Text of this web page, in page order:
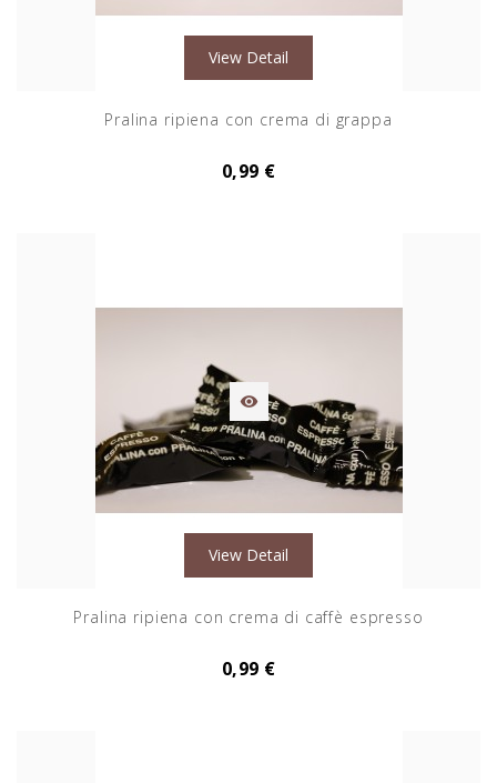
View Detail
Pralina ripiena con crema di grappa
0,99 €

View Detail
Pralina ripiena con crema di caffè espresso
0,99 €